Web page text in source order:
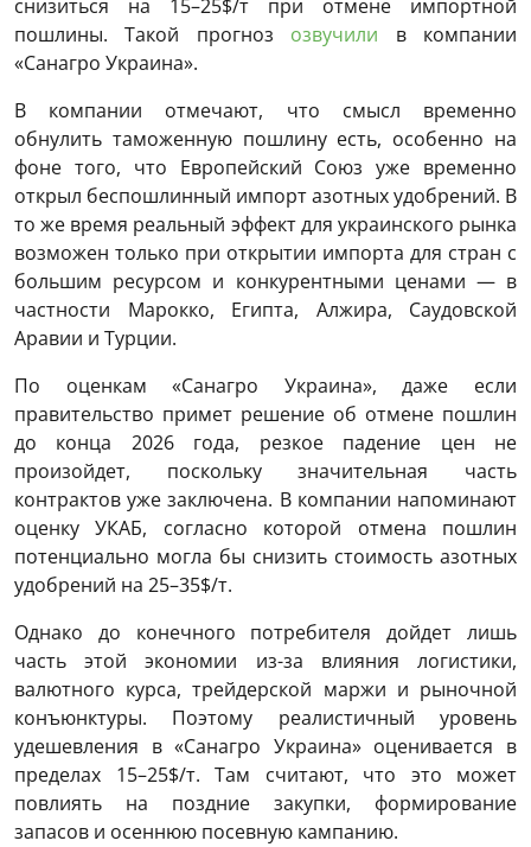
снизиться на 15–25$/т при отмене импортной
пошлины. Такой прогноз озвучили в компании
«Санагро Украина».
В компании отмечают, что смысл временно
обнулить таможенную пошлину есть, особенно на
фоне того, что Европейский Союз уже временно
открыл беспошлинный импорт азотных удобрений. В
то же время реальный эффект для украинского рынка
возможен только при открытии импорта для стран с
большим ресурсом и конкурентными ценами — в
частности Марокко, Египта, Алжира, Саудовской
Аравии и Турции.
По оценкам «Санагро Украина», даже если
правительство примет решение об отмене пошлин
до конца 2026 года, резкое падение цен не
произойдет, поскольку значительная часть
контрактов уже заключена. В компании напоминают
оценку УКАБ, согласно которой отмена пошлин
потенциально могла бы снизить стоимость азотных
удобрений на 25–35$/т.
Однако до конечного потребителя дойдет лишь
часть этой экономии из-за влияния логистики,
валютного курса, трейдерской маржи и рыночной
конъюнктуры. Поэтому реалистичный уровень
удешевления в «Санагро Украина» оценивается в
пределах 15–25$/т. Там считают, что это может
повлиять на поздние закупки, формирование
запасов и осеннюю посевную кампанию.